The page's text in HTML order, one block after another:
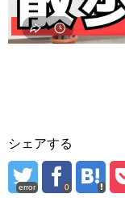
シェアする
error 0